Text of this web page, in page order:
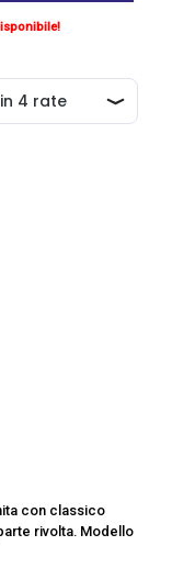
con classico
rivolta. Modello